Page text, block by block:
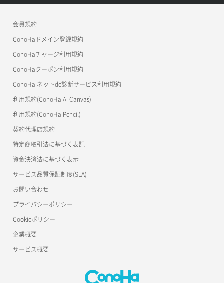
APIドキュメントVPS3.0
美雲このは徹底ガイド
会員規約
ConoHaドメイン登録規約
ConoHaチャージ利用規約
ConoHaクーポン利用規約
ConoHa ネットde診断サービス利用規約
利用規約(ConoHa AI Canvas)
利用規約(ConoHa Pencil)
契約代理店規約
特定商取引法に基づく表記
資金決済法に基づく表示
サービス品質保証制度(SLA)
お問い合わせ
プライバシーポリシー
Cookieポリシー
企業概要
サービス概要